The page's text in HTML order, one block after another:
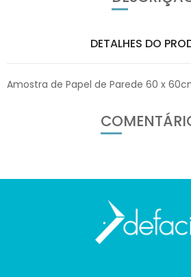
DETALHES DO
Amostra de Papel de Parede 60 x